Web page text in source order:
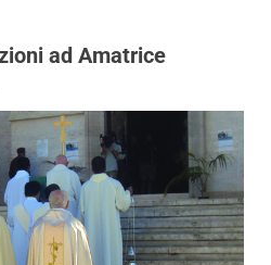
ad Amatrice